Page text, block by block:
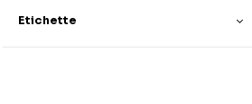
Etichette